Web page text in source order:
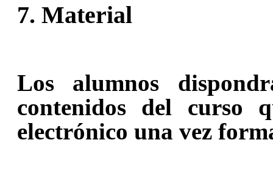
7. Material
Los alumnos
contenidos del curso
electrónico una vez